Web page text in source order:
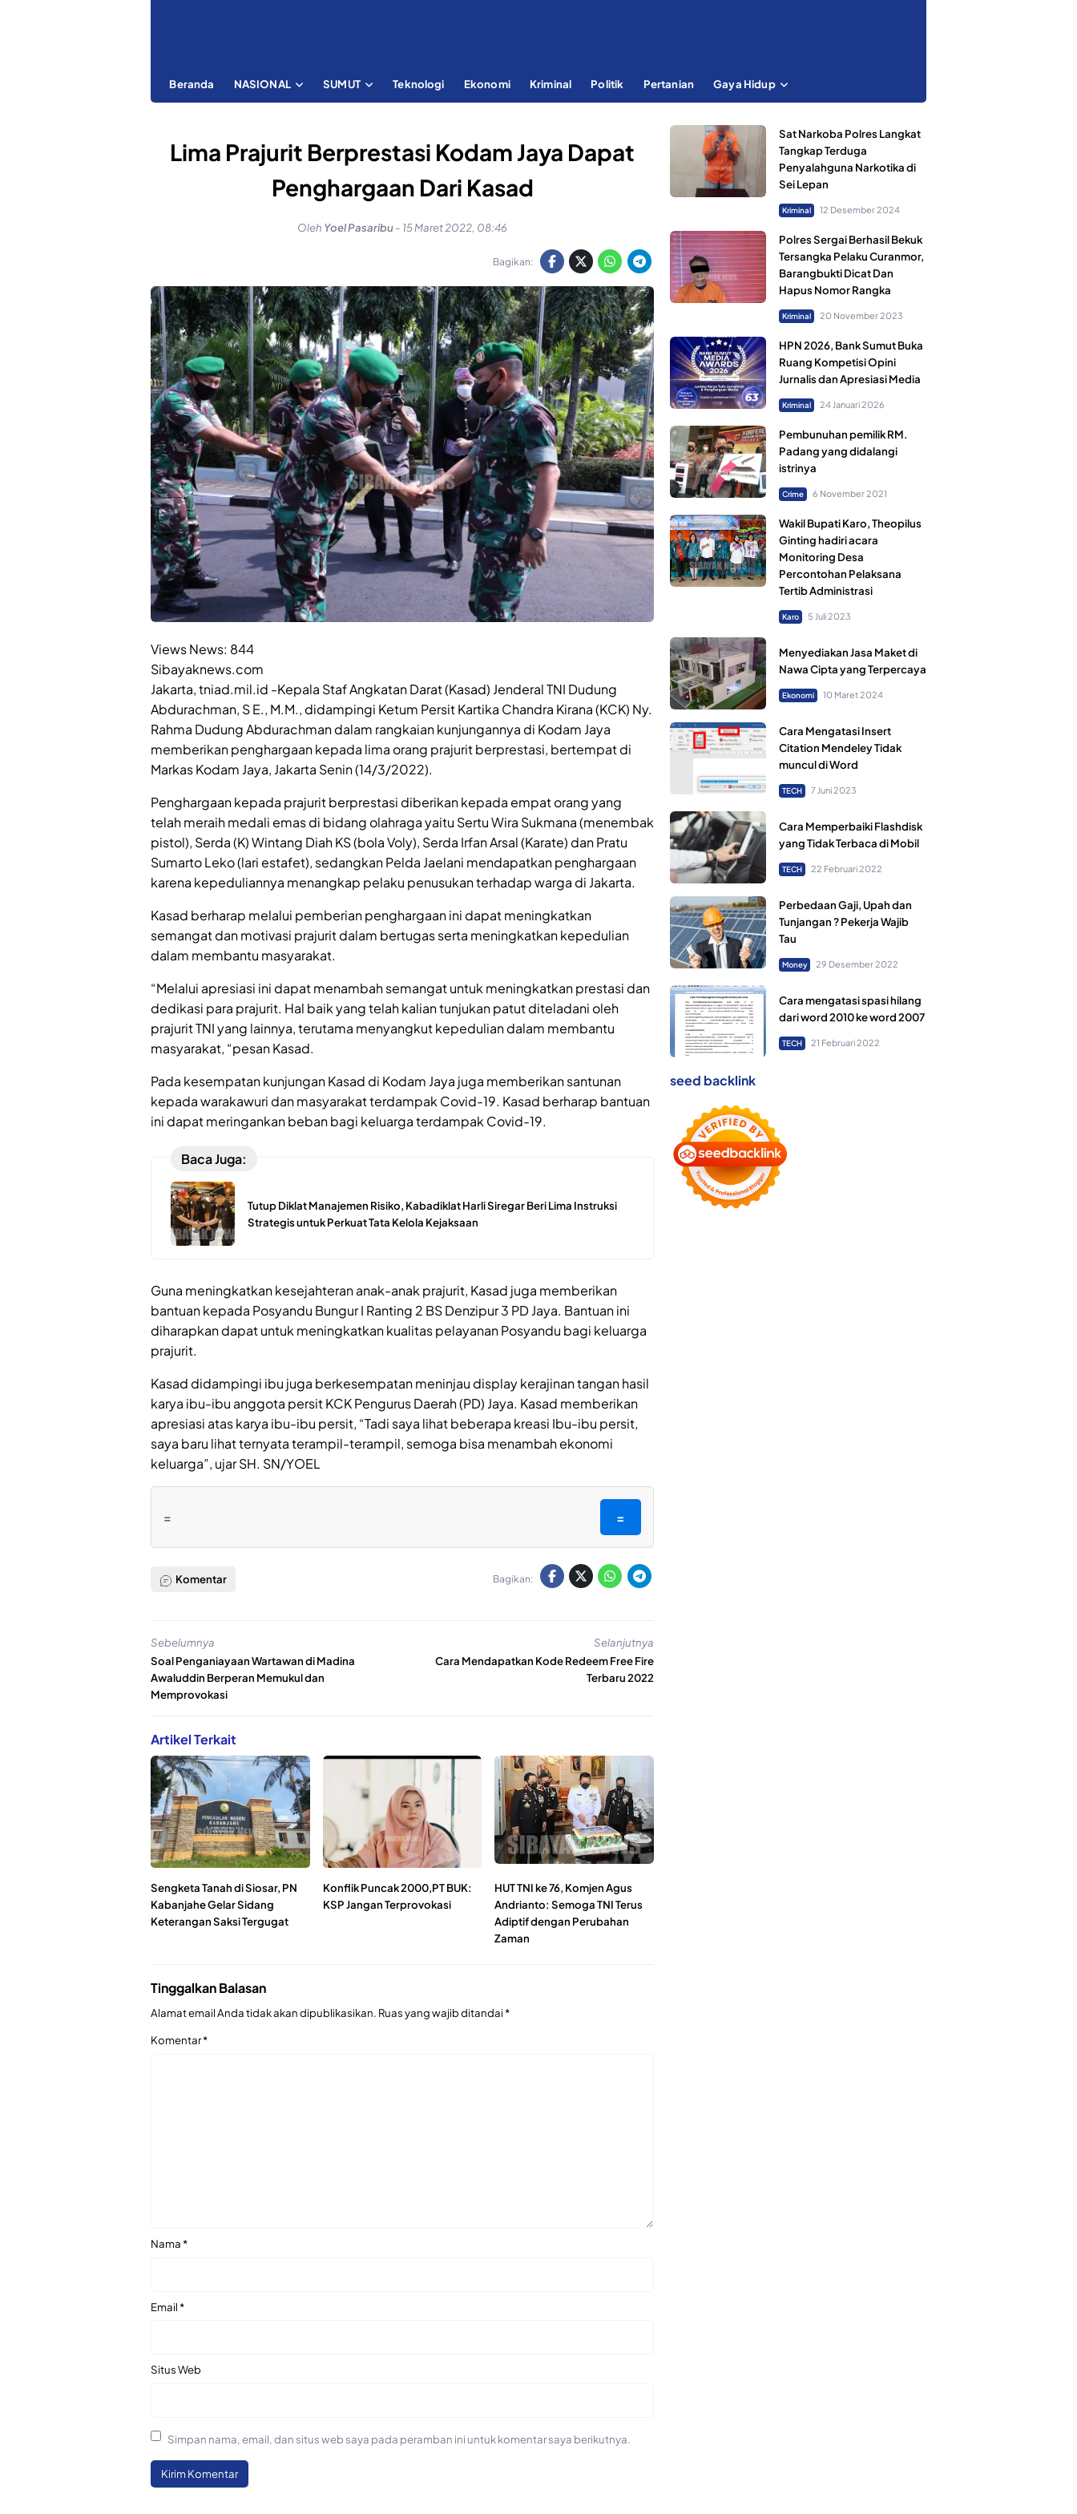
Beranda NASIONAL SUMUT Teknologi Ekonomi Kriminal Politik Pertanian Gaya Hidup
Lima Prajurit Berprestasi Kodam Jaya Dapat
Penghargaan Dari Kasad
Oleh Yoel Pasaribu- 15 Maret 2022, 08:46
Bagikan:
Views News: 844
Sibayaknews.com
Jakarta, tniad.mil.id -Kepala Staf Angkatan Darat (Kasad) Jenderal TNI Dudung
Abdurachman, S E., M.M., didampingi Ketum Persit Kartika Chandra Kirana (KCK) Ny.
Rahma Dudung Abdurachman dalam rangkaian kunjungannya di Kodam Jaya
memberikan penghargaan kepada lima orang prajurit berprestasi, bertempat di
Markas Kodam Jaya, Jakarta Senin (14/3/2022).
Penghargaan kepada prajurit berprestasi diberikan kepada empat orang yang
telah meraih medali emas di bidang olahraga yaitu Sertu Wira Sukmana (menembak
pistol), Serda (K) Wintang Diah KS (bola Voly), Serda Irfan Arsal (Karate) dan Pratu
Sumarto Leko (lari estafet), sedangkan Pelda Jaelani mendapatkan penghargaan
karena kepeduliannya menangkap pelaku penusukan terhadap warga di Jakarta.
Kasad berharap melalui pemberian penghargaan ini dapat meningkatkan
semangat dan motivasi prajurit dalam bertugas serta meningkatkan kepedulian
dalam membantu masyarakat.
“Melalui apresiasi ini dapat menambah semangat untuk meningkatkan prestasi dan
dedikasi para prajurit. Hal baik yang telah kalian tunjukan patut diteladani oleh
prajurit TNI yang lainnya, terutama menyangkut kepedulian dalam membantu
masyarakat, “pesan Kasad.
Pada kesempatan kunjungan Kasad di Kodam Jaya juga memberikan santunan
kepada warakawuri dan masyarakat terdampak Covid-19. Kasad berharap bantuan
ini dapat meringankan beban bagi keluarga terdampak Covid-19.
Baca Juga:
Tutup Diklat Manajemen Risiko, Kabadiklat Harli Siregar Beri Lima Instruksi
Strategis untuk Perkuat Tata Kelola Kejaksaan
Guna meningkatkan kesejahteran anak-anak prajurit, Kasad juga memberikan
bantuan kepada Posyandu Bungur I Ranting 2 BS Denzipur 3 PD Jaya. Bantuan ini
diharapkan dapat untuk meningkatkan kualitas pelayanan Posyandu bagi keluarga
prajurit.
Kasad didampingi ibu juga berkesempatan meninjau display kerajinan tangan hasil
karya ibu-ibu anggota persit KCK Pengurus Daerah (PD) Jaya. Kasad memberikan
apresiasi atas karya ibu-ibu persit, “Tadi saya lihat beberapa kreasi Ibu-ibu persit,
saya baru lihat ternyata terampil-terampil, semoga bisa menambah ekonomi
keluarga”, ujar SH. SN/YOEL
= =
Komentar Bagikan:
Sebelumnya
Soal Penganiayaan Wartawan di Madina
Awaluddin Berperan Memukul dan
Memprovokasi
Selanjutnya
Cara Mendapatkan Kode Redeem Free Fire
Terbaru 2022
Artikel Terkait
Sengketa Tanah di Siosar, PN
Kabanjahe Gelar Sidang
Keterangan Saksi Tergugat
Konflik Puncak 2000,PT BUK:
KSP Jangan Terprovokasi
HUT TNI ke 76, Komjen Agus
Andrianto: Semoga TNI Terus
Adiptif dengan Perubahan
Zaman
Tinggalkan Balasan
Alamat email Anda tidak akan dipublikasikan. Ruas yang wajib ditandai*
Komentar*
Nama*
Email*
Situs Web
Simpan nama, email, dan situs web saya pada peramban ini untuk komentar saya berikutnya.
Sat Narkoba Polres Langkat
Tangkap Terduga
Penyalahguna Narkotika di
Sei Lepan
Kriminal 12 Desember 2024
Polres Sergai Berhasil Bekuk
Tersangka Pelaku Curanmor,
Barangbukti Dicat Dan
Hapus Nomor Rangka
Kriminal 20 November 2023
HPN 2026, Bank Sumut Buka
Ruang Kompetisi Opini
Jurnalis dan Apresiasi Media
Kriminal 24 Januari 2026
Pembunuhan pemilik RM.
Padang yang didalangi
istrinya
Crime 6 November 2021
Wakil Bupati Karo, Theopilus
Ginting hadiri acara
Monitoring Desa
Percontohan Pelaksana
Tertib Administrasi
Karo 5 Juli 2023
Menyediakan Jasa Maket di
Nawa Cipta yang Terpercaya
Ekonomi 10 Maret 2024
Cara Mengatasi Insert
Citation Mendeley Tidak
muncul di Word
TECH 7 Juni 2023
Cara Memperbaiki Flashdisk
yang Tidak Terbaca di Mobil
TECH 22 Februari 2022
Perbedaan Gaji, Upah dan
Tunjangan ? Pekerja Wajib
Tau
Money 29 Desember 2022
Cara mengatasi spasi hilang
dari word 2010 ke word 2007
TECH 21 Februari 2022
seed backlink